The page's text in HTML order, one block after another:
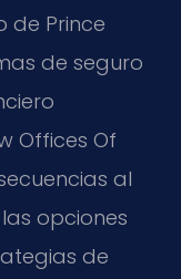
de Prince
de seguro
Offices Of
al
opciones
de